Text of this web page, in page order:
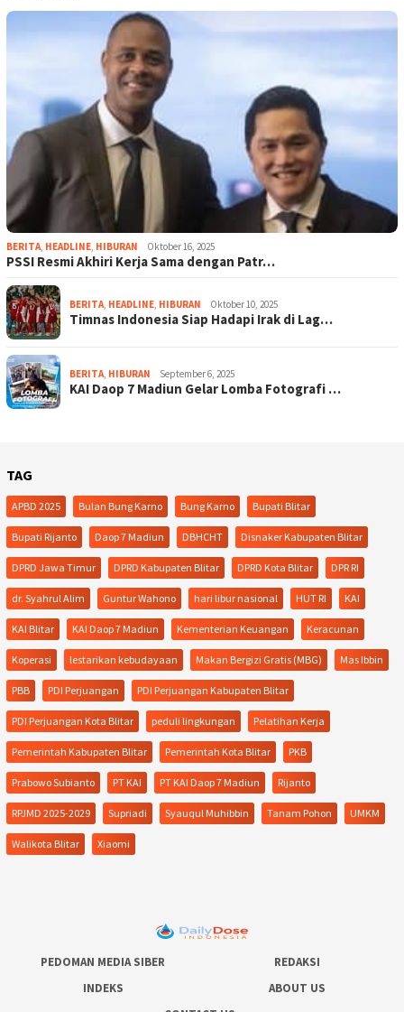
BERITA, HEADLINE, HIBURAN Oktober 16, 2025
PSSI Resmi Akhiri Kerja Sama dengan Patr…
BERITA, HEADLINE, HIBURAN Oktober 10, 2025
Timnas Indonesia Siap Hadapi Irak di Lag…
BERITA, HIBURAN September 6, 2025
KAI Daop 7 Madiun Gelar Lomba Fotografi …
TAG
APBD 2025 Bulan Bung Karno Bung Karno Bupati Blitar
Bupati Rijanto Daop 7 Madiun DBHCHT Disnaker Kabupaten Blitar
DPRD Jawa Timur DPRD Kabupaten Blitar DPRD Kota Blitar DPR RI
dr. Syahrul Alim Guntur Wahono hari libur nasional HUT RI KAI
KAI Blitar KAI Daop 7 Madiun Kementerian Keuangan Keracunan
Koperasi lestarikan kebudayaan Makan Bergizi Gratis (MBG) Mas Ibbin
PBB PDI Perjuangan PDI Perjuangan Kabupaten Blitar
PDI Perjuangan Kota Blitar peduli lingkungan Pelatihan Kerja
Pemerintah Kabupaten Blitar Pemerintah Kota Blitar PKB
Prabowo Subianto PT KAI PT KAI Daop 7 Madiun Rijanto
RPJMD 2025-2029 Supriadi Syauqul Muhibbin Tanam Pohon UMKM
Walikota Blitar Xiaomi
PEDOMAN MEDIA SIBER
REDAKSI
INDEKS
ABOUT US